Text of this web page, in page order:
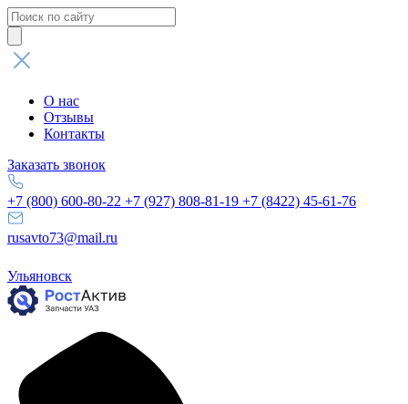
Поиск
товаров
О нас
Отзывы
Контакты
Заказать звонок
+7 (800) 600-80-22 +7 (927) 808-81-19 +7 (8422) 45-61-76
rusavto73@mail.ru
Ульяновск